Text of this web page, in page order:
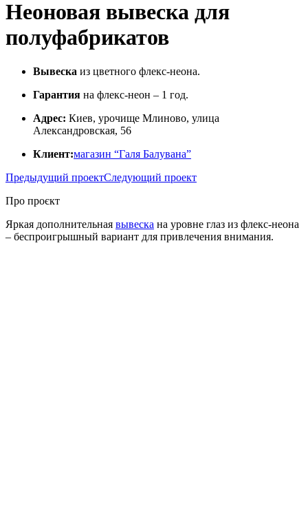
Неоновая вывеска для
полуфабрикатов
Вывеска из цветного флекс-неона.
Гарантия на флекс-неон – 1 год.
Адрес: Киев, урочище Млиново, улица
Александровская, 56
Клиент:магазин “Галя Балувана”
Предыдущий проектСледующий проект
Про проєкт
Яркая дополнительная вывеска на уровне глаз из флекс-неона
– беспроигрышный вариант для привлечения внимания.